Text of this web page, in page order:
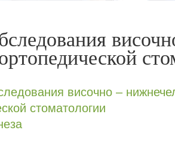
височно –
стоматологии